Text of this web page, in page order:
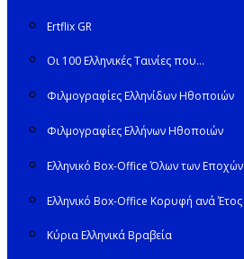
Ertflix GR
Οι 100 Ελληνικές Ταινίες που…
Φιλμογραφίες Ελληνίδων Ηθοποιών
Φιλμογραφίες Ελλήνων Ηθοποιών
Ελληνικό Box-Office Όλων των Εποχών
Ελληνικό Box-Office Κορυφή ανά Έτος
Κύρια Ελληνικά Βραβεία